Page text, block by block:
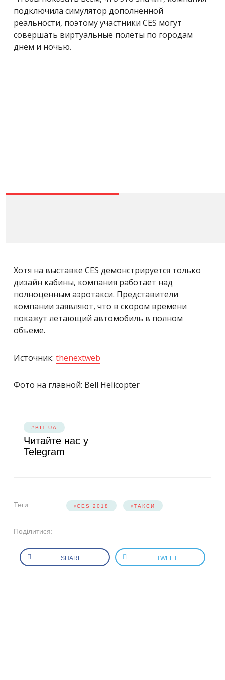
подключила симулятор дополненной
реальности, поэтому участники CES могут
совершать виртуальные полеты по городам
днем ​​и ночью.
Хотя на выставке CES демонстрируется только
дизайн кабины, компания работает над
полноценным аэротакси. Представители
компании заявляют, что в скором времени
покажут летающий автомобиль в полном
объеме.
Источник: thenextweb
Фото на главной: Bell Helicopter
#BIT.UA
Читайте нас у
Telegram
Теги: CES 2018 ТАКСИ
Поділитися:
SHARE TWEET